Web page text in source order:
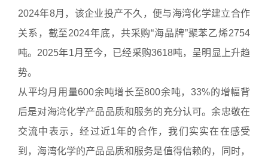
2024年8月，该企业投产不久，便与海湾化学建立合作
关系，截至2024年底，共采购“海晶牌”聚苯乙烯2754
吨。2025年1月至今，已经采购3618吨，呈明显上升趋
势。
从平均月用量600余吨增长至800余吨，33%的增幅背
后是对海湾化学产品品质和服务的充分认可。余忠敬在
交流中表示，经过近1年的合作，我们实实在在感受
到，海湾化学的产品品质和服务是值得信赖的，同时，